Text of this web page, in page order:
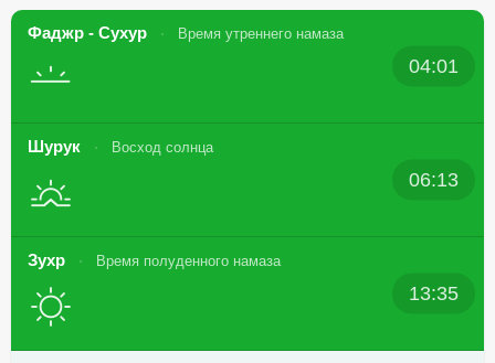
Фаджр - Сухур Время утреннего намаза
04:01
Шурук Восход солнца
06:13
Зухр Время полуденного намаза
13:35